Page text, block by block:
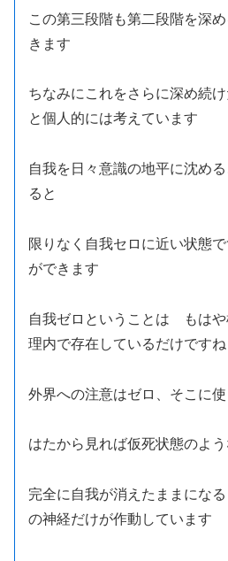
この第三段階も第二段階を深
きます
ちなみにこれをさらに深め続
と個人的には考えています
自我を日々意識の地平に沈め
ると
限りなく自我セロに近い状態
ができます
自我ゼロということは もはや
理内で存在しているだけですね
外界への注意はゼロ、そこに
はたから見れば仮死状態のよ
完全に自我が消えたままにな
の神経だけが作動しています